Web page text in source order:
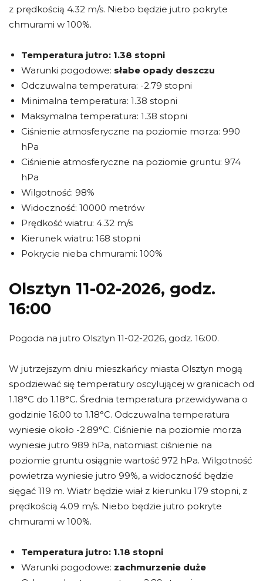
z prędkością 4.32 m/s. Niebo będzie jutro pokryte
chmurami w 100%.
Temperatura jutro: 1.38 stopni
Warunki pogodowe: słabe opady deszczu
Odczuwalna temperatura: -2.79 stopni
Minimalna temperatura: 1.38 stopni
Maksymalna temperatura: 1.38 stopni
Ciśnienie atmosferyczne na poziomie morza: 990
hPa
Ciśnienie atmosferyczne na poziomie gruntu: 974
hPa
Wilgotność: 98%
Widoczność: 10000 metrów
Prędkość wiatru: 4.32 m/s
Kierunek wiatru: 168 stopni
Pokrycie nieba chmurami: 100%
Olsztyn 11-02-2026, godz.
16:00
Pogoda na jutro Olsztyn 11-02-2026, godz. 16:00.
W jutrzejszym dniu mieszkańcy miasta Olsztyn mogą
spodziewać się temperatury oscylującej w granicach od
1.18°C do 1.18°C. Średnia temperatura przewidywana o
godzinie 16:00 to 1.18°C. Odczuwalna temperatura
wyniesie około -2.89°C. Ciśnienie na poziomie morza
wyniesie jutro 989 hPa, natomiast ciśnienie na
poziomie gruntu osiągnie wartość 972 hPa. Wilgotność
powietrza wyniesie jutro 99%, a widoczność będzie
sięgać 119 m. Wiatr będzie wiał z kierunku 179 stopni, z
prędkością 4.09 m/s. Niebo będzie jutro pokryte
chmurami w 100%.
Temperatura jutro: 1.18 stopni
Warunki pogodowe: zachmurzenie duże